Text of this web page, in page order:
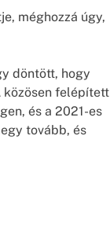
méghozzá úgy,
döntött, hogy
közösen felépített
és a 2021-es
tovább, és